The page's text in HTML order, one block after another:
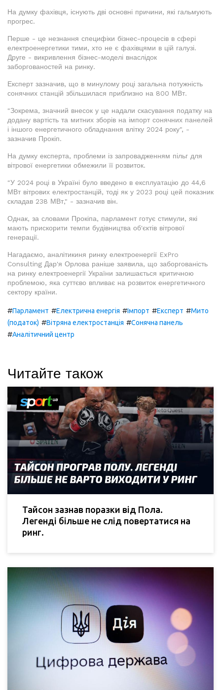
На думку фахівця, існують дві основні причини, які гальмують
прогрес.
Перше - це незнання специфіки бізнес-процесів в сфері
електроенергетики тими, хто не є фахівцями в цій галузі.
Друге - викривлення бізнес-моделі внаслідок
заборгованостей на ринку.
Експерт зазначив, що в минулому році загальна потужність
сонячних станцій збільшилася приблизно на 800 МВт.
"Зокрема, значний внесок у це надали скасування податку на
додану вартість та митних зборів на імпорт сонячних панелей
і іншого енергетичного обладнання влітку 2024 року", -
зазначив Прокіп.
На думку експерта, проблеми із запровадженням пільг для
вітрової енергетики обмежили її розвиток.
"У 2024 році в Україні було введено в експлуатацію до 44,6
МВт вітрових електростанцій, тоді як у 2023 році цей показник
складав 238 МВт," - зазначив він.
Однак, за словами Прокіпа, парламент готує стимули, які
мають прискорити темпи будівництва об'єктів вітрової
генерації.
Нагадаємо, аналітикиня ринку електроенергії ExPro
Consulting Дар'я Орлова раніше заявила, що заборгованість
на ринку електроенергії України залишається критичною
проблемою, яка суттєво впливає на розвиток енергетичного
сектору країни.
#Парламент #Електрична енергія #Імпорт #Експерт #Мито
(податок) #Вітряна електростанція #Сонячна панель
#Аналітичний центр
Читайте також
Тайсон зазнав поразки від Пола.
Легенді більше не слід повертатися на
ринг.